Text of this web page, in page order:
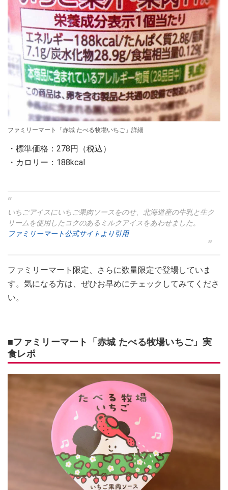
ファミリーマート「赤城 たべる牧場いちご」詳細
・標準価格：278円（税込）
・カロリー：188kcal
いちごアイスにいちご果肉ソースをのせ、北海道産の牛乳と生ク
リームを使用したコクのあるミルクアイスをあわせました。
ファミリーマート公式サイトより引用
ファミリーマート限定、さらに数量限定で登場していま
す。気になる方は、ぜひお早めにチェックしてみてくださ
い。
■ファミリーマート「赤城 たべる牧場いちご」実
食レポ